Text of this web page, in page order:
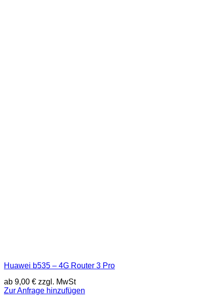
Huawei b535 – 4G Router 3 Pro
ab 9,00 € zzgl. MwSt
Zur Anfrage hinzufügen